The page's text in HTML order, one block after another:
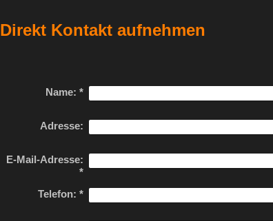
Direkt Kontakt aufnehmen
Name: *
Adresse:
E-Mail-Adresse:
*
Telefon: *